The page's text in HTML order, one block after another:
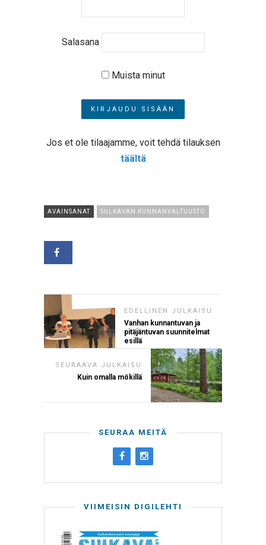
Salasana
Muista minut
Jos et ole tilaajamme, voit tehdä tilauksen
täältä
AVAINSANAT SULKAVAN KUNNANVALTUUSTO
EDELLINEN JULKAISU
Vanhan kunnantuvan ja
pitäjäntuvan suunnitelmat
esillä
SEURAAVA JULKAISU
Kuin omalla mökillä
SEURAA MEITÄ
VIIMEISIN DIGILEHTI